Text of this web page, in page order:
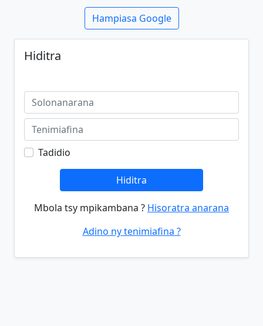
Hampiasa Google
Hiditra
Tadidio
Hiditra
Mbola tsy mpikambana ? Hisoratra anarana
Adino ny tenimiafina ?